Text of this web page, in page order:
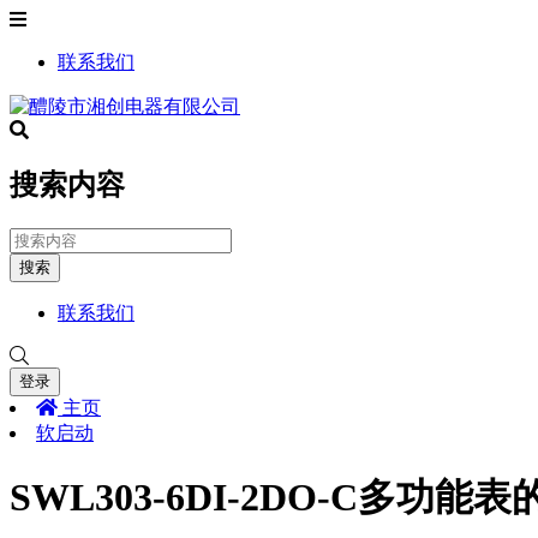
联系我们
搜索内容
搜索
联系我们
登录
主页
软启动
SWL303-6DI-2DO-C多功能表